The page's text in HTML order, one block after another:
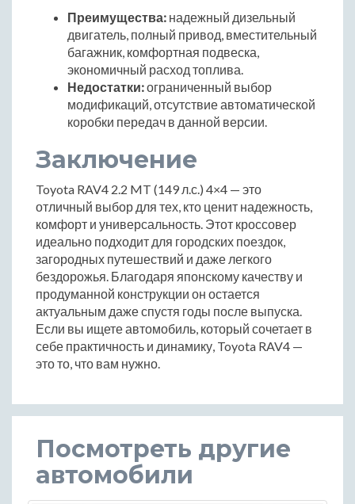
Преимущества: надежный дизельный
двигатель, полный привод, вместительный
багажник, комфортная подвеска,
экономичный расход топлива.
Недостатки:ограниченный выбор
модификаций, отсутствие автоматической
коробки передач в данной версии.
Заключение
Toyota RAV4 2.2 MT (149 л.с.) 4×4 — это
отличный выбор для тех, кто ценит надежность,
комфорт и универсальность. Этот кроссовер
идеально подходит для городских поездок,
загородных путешествий и даже легкого
бездорожья. Благодаря японскому качеству и
продуманной конструкции он остается
актуальным даже спустя годы после выпуска.
Если вы ищете автомобиль, который сочетает в
себе практичность и динамику, Toyota RAV4 —
это то, что вам нужно.
Посмотреть другие
автомобили